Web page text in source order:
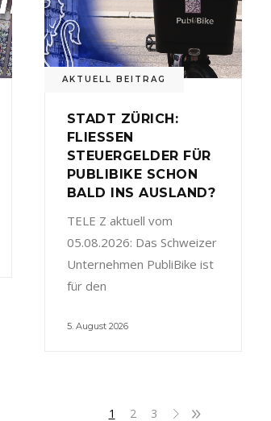
AKTUELL BEITRAG
STADT ZÜRICH:
FLIESSEN
STEUERGELDER FÜR
PUBLIBIKE SCHON
BALD INS AUSLAND?
TELE Z aktuell vom
05.08.2026: Das Schweizer
Unternehmen PubliBike ist
für den
5. August 2026
1 2 3